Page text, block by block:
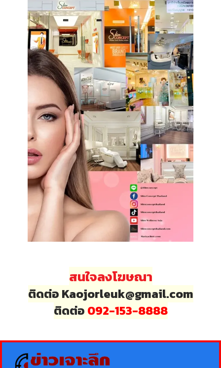
สนใจลงโฆษณา
ติดต่อ Kaojorleuk@gmail.com
ติดต่อ 092-153-8888